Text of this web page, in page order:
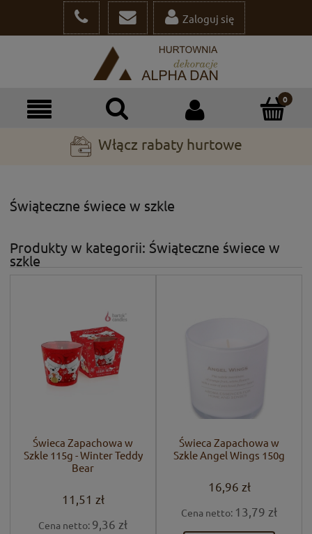
Zaloguj się
Włącz rabaty hurtowe
Świąteczne świece w szkle
Produkty w kategorii: Świąteczne świece w
szkle
Świeca Zapachowa w
Szkle 115g - Winter Teddy
Bear
11,51 zł
Cena netto: 9,36 zł
Świeca Zapachowa w
Szkle Angel Wings 150g
16,96 zł
Cena netto: 13,79 zł